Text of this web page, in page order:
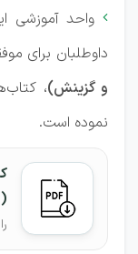
 واحد آموزشی
داوطلبان برای
و گزینش)،
نموده است.